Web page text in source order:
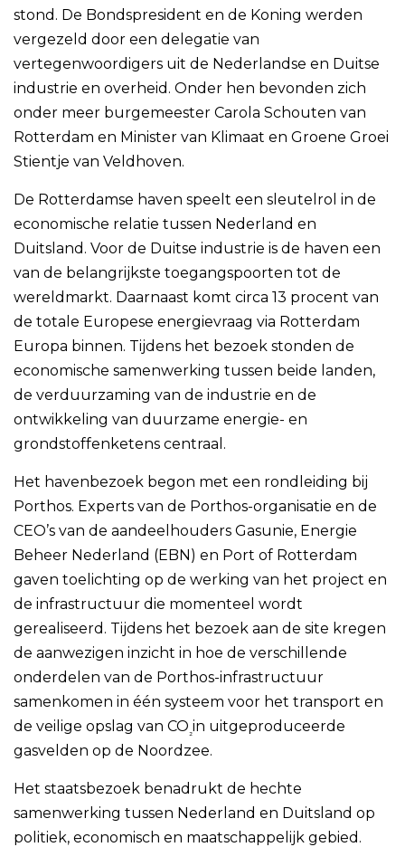
stond. De Bondspresident en de Koning werden
vergezeld door een delegatie van
vertegenwoordigers uit de Nederlandse en Duitse
industrie en overheid. Onder hen bevonden zich
onder meer burgemeester Carola Schouten van
Rotterdam en Minister van Klimaat en Groene Groei
Stientje van Veldhoven.
De Rotterdamse haven speelt een sleutelrol in de
economische relatie tussen Nederland en
Duitsland. Voor de Duitse industrie is de haven een
van de belangrijkste toegangspoorten tot de
wereldmarkt. Daarnaast komt circa 13 procent van
de totale Europese energievraag via Rotterdam
Europa binnen. Tijdens het bezoek stonden de
economische samenwerking tussen beide landen,
de verduurzaming van de industrie en de
ontwikkeling van duurzame energie- en
grondstoffenketens centraal.
Het havenbezoek begon met een rondleiding bij
Porthos. Experts van de Porthos-organisatie en de
CEO’s van de aandeelhouders Gasunie, Energie
Beheer Nederland (EBN) en Port of Rotterdam
gaven toelichting op de werking van het project en
de infrastructuur die momenteel wordt
gerealiseerd. Tijdens het bezoek aan de site kregen
de aanwezigen inzicht in hoe de verschillende
onderdelen van de Porthos-infrastructuur
samenkomen in één systeem voor het transport en
de veilige opslag van CO₂in uitgeproduceerde
gasvelden op de Noordzee.
Het staatsbezoek benadrukt de hechte
samenwerking tussen Nederland en Duitsland op
politiek, economisch en maatschappelijk gebied.